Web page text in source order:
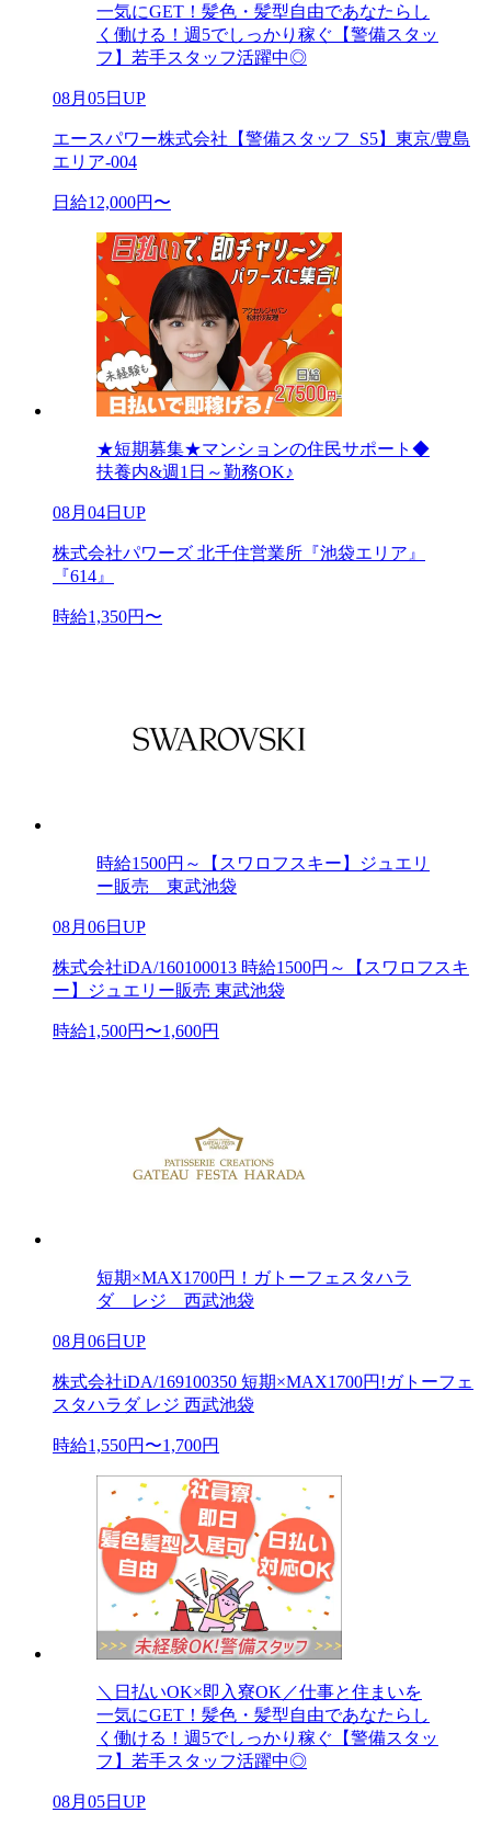
一気にGET！髪色・髪型自由であなたらし
く働ける！週5でしっかり稼ぐ【警備スタッ
フ】若手スタッフ活躍中◎
08月05日UP
エースパワー株式会社【警備スタッフ_S5】東京/豊島
エリア-004
日給12,000円〜
★短期募集★マンションの住民サポート◆
扶養内&週1日～勤務OK♪
08月04日UP
株式会社パワーズ 北千住営業所『池袋エリア』
『614』
時給1,350円〜
時給1500円～【スワロフスキー】ジュエリ
ー販売 東武池袋
08月06日UP
株式会社iDA/160100013 時給1500円～【スワロフスキ
ー】ジュエリー販売 東武池袋
時給1,500円〜1,600円
短期×MAX1700円！ガトーフェスタハラ
ダ レジ 西武池袋
08月06日UP
株式会社iDA/169100350 短期×MAX1700円!ガトーフェ
スタハラダ レジ 西武池袋
時給1,550円〜1,700円
＼日払いOK×即入寮OK／仕事と住まいを
一気にGET！髪色・髪型自由であなたらし
く働ける！週5でしっかり稼ぐ【警備スタッ
フ】若手スタッフ活躍中◎
08月05日UP